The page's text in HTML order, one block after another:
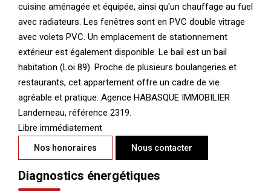
cuisine aménagée et équipée, ainsi qu'un chauffage au fuel
avec radiateurs. Les fenêtres sont en PVC double vitrage
avec volets PVC. Un emplacement de stationnement
extérieur est également disponible. Le bail est un bail
habitation (Loi 89). Proche de plusieurs boulangeries et
restaurants, cet appartement offre un cadre de vie
agréable et pratique. Agence HABASQUE IMMOBILIER
Landerneau, référence 2319.
Libre immédiatement
Nos honoraires Nous contacter
Diagnostics énergétiques